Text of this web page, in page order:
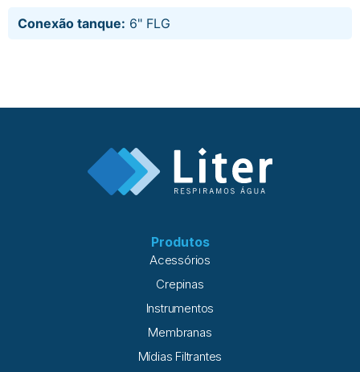
Conexão tanque: 6" FLG
Produtos
Acessórios
Crepinas
Instrumentos
Membranas
Mídias Filtrantes